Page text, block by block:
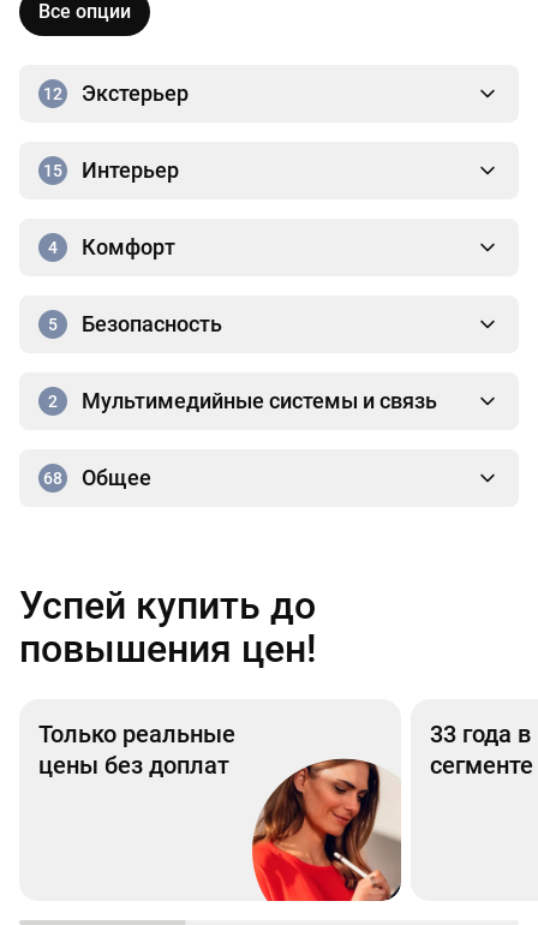
Все опции
12 Экстерьер
15 Интерьер
4 Комфорт
5 Безопасность
2 Мультимедийные системы и связь
68 Общее
Успей купить до
повышения цен!
Только реальные
цены без доплат
33 года
сегменте